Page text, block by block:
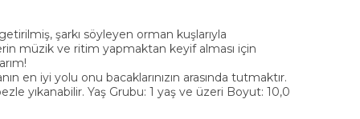
şarkı söyleyen orman kuşlarıyla
müzik ve ritim yapmaktan keyif alması için
en iyi yolu onu bacaklarınızın arasında tutmaktır.
yıkanabilir. Yaş Grubu: 1 yaş ve üzeri Boyut: 10,0